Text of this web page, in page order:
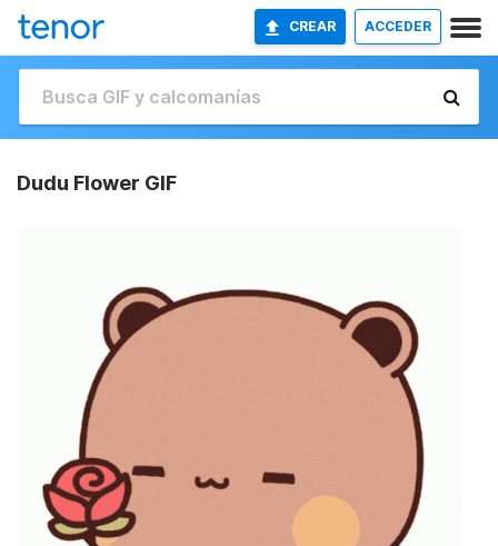
CREAR ACCEDER
Dudu Flower GIF